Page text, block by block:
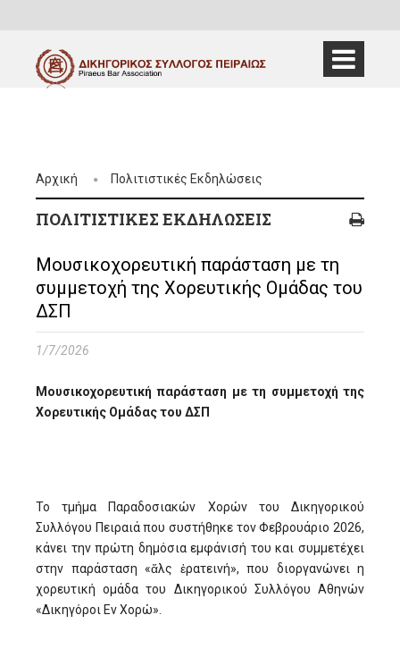
Αρχική Πολιτιστικές Εκδηλώσεις
ΠΟΛΙΤΙΣΤΙΚΈΣ ΕΚΔΗΛΏΣΕΙΣ
Μουσικοχορευτική παράσταση με τη
συμμετοχή της Χορευτικής Ομάδας του
ΔΣΠ
1/7/2026
Μουσικοχορευτική παράσταση με τη συμμετοχή της
Χορευτικής Ομάδας του ΔΣΠ
Το τμήμα Παραδοσιακών Χορών του Δικηγορικού
Συλλόγου Πειραιά που συστήθηκε τον Φεβρουάριο 2026,
κάνει την πρώτη δημόσια εμφάνισή του και συμμετέχει
στην παράσταση «ἅλς ἐρατεινή», που διοργανώνει η
χορευτική ομάδα του Δικηγορικού Συλλόγου Αθηνών
«Δικηγόροι Εν Χορώ».